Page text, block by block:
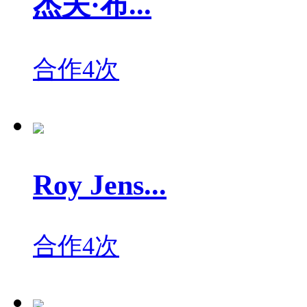
合作4次
Roy Jens...
合作4次